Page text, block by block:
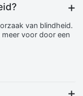
van blindheid.
voor door een